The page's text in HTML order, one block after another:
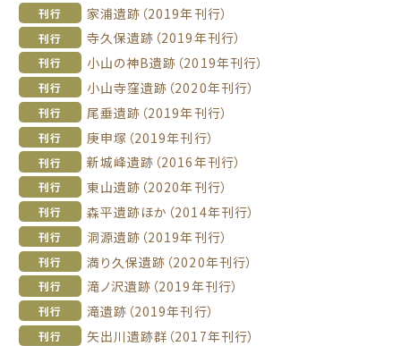
刊行 家浦遺跡（2019年刊行）
刊行 寺久保遺跡（2019年刊行）
刊行 小山の神B遺跡（2019年刊行）
刊行 小山寺窪遺跡（2020年刊行）
刊行 尾垂遺跡（2019年刊行）
刊行 庚申塚（2019年刊行）
刊行 新城峰遺跡（2016年刊行）
刊行 東山遺跡（2020年刊行）
刊行 森平遺跡ほか（2014年刊行）
刊行 洞源遺跡（2019年刊行）
刊行 満り久保遺跡（2020年刊行）
刊行 滝ノ沢遺跡（2019年刊行）
刊行 滝遺跡（2019年刊行）
刊行 矢出川遺跡群（2017年刊行）